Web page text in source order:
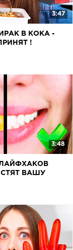
3:47
В КОКА -
!
3:48
ВАШУ